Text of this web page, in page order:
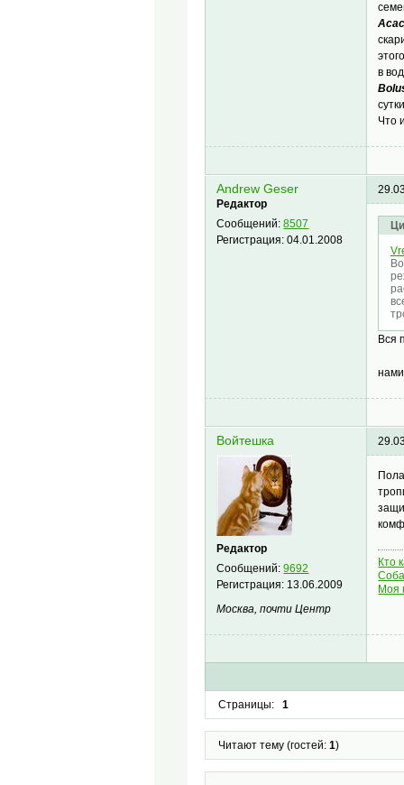
в
Что
Andrew Geser
Редактор
Сообщений:8507
Регистрация:04.01.2008
Вся
Войтешка
Редактор
Сообщений:9692
Регистрация: 13.06.2009
Москва, почти Центр
Кто
Моя
Страницы: 1
Читают тему (гостей: 1)